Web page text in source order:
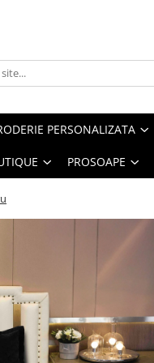
PERSONALIZATA
PROSOAPE